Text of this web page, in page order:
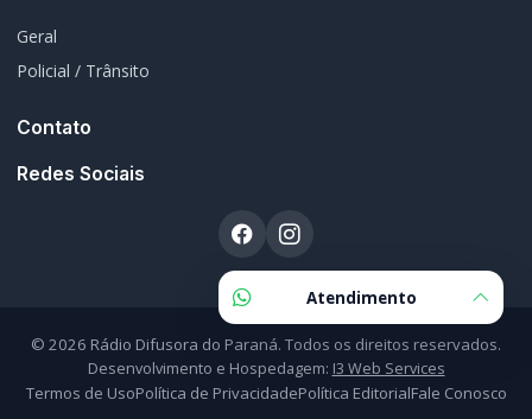
Geral
Policial / Trânsito
Contato
Redes Sociais
© 2026 Rádio Difusora do Paraná. Todos os direitos reservados.
Desenvolvimento e Hospedagem: I3 Web Services
Termos de UsoPolítica de PrivacidadePolítica EditorialFale Conosco
Atendimento